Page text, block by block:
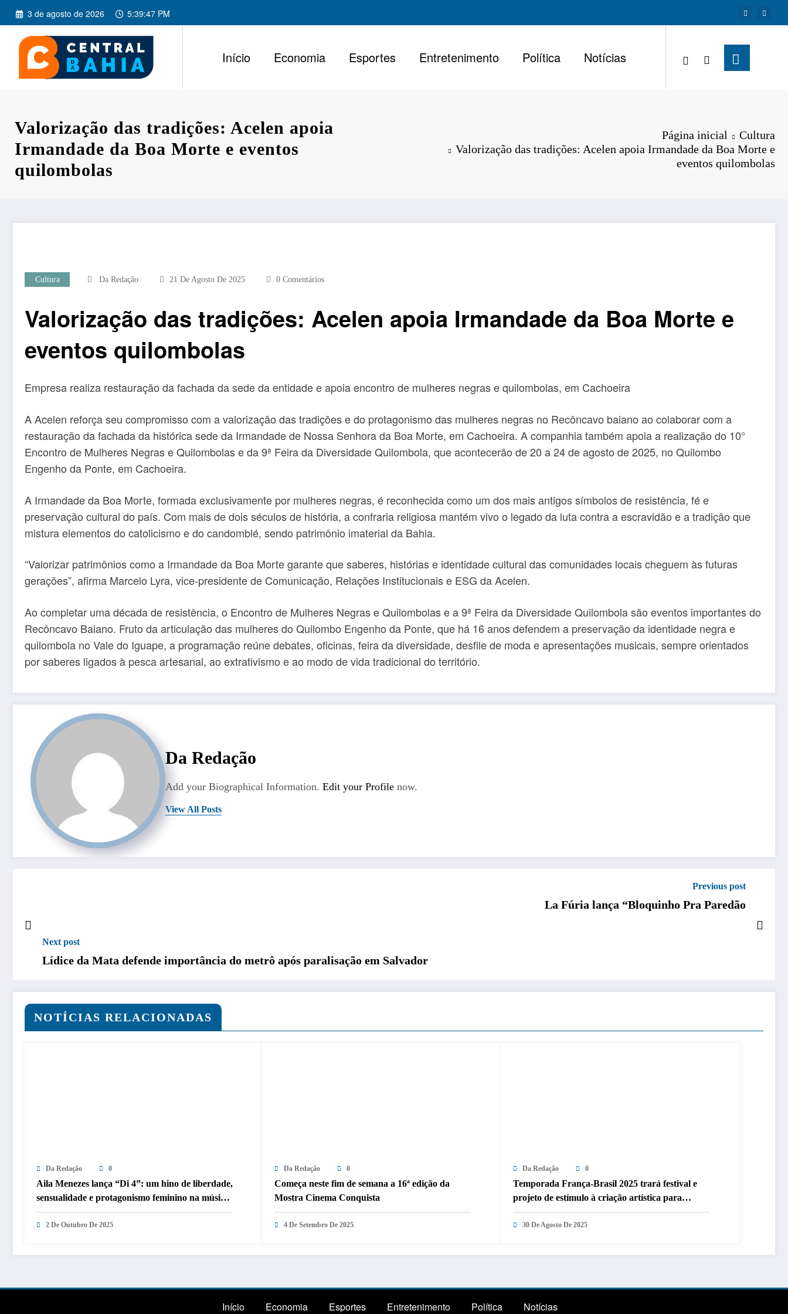
Pular
para
conteúdo
3 de agosto de 2026 5:39:47 PM
Início Economia Esportes Entretenimento Política Notícias
Valorização das tradições: Acelen apoia
Irmandade da Boa Morte e eventos
quilombolas
Página inicial
Cultura
Valorização das tradições: Acelen apoia Irmandade da Boa Morte e
eventos quilombolas
Cultura Da Redação 21 De Agosto De 2025 0 Comentários
Valorização das tradições: Acelen apoia Irmandade da Boa Morte e
eventos quilombolas
Empresa realiza restauração da fachada da sede da entidade e apoia encontro de mulheres negras e quilombolas, em Cachoeira
A Acelen reforça seu compromisso com a valorização das tradições e do protagonismo das mulheres negras no Recôncavo baiano ao colaborar com a
restauração da fachada da histórica sede da Irmandade de Nossa Senhora da Boa Morte, em Cachoeira. A companhia também apoia a realização do 10°
Encontro de Mulheres Negras e Quilombolas e da 9ª Feira da Diversidade Quilombola, que acontecerão de 20 a 24 de agosto de 2025, no Quilombo
Engenho da Ponte, em Cachoeira.
A Irmandade da Boa Morte, formada exclusivamente por mulheres negras, é reconhecida como um dos mais antigos símbolos de resistência, fé e
preservação cultural do país. Com mais de dois séculos de história, a confraria religiosa mantém vivo o legado da luta contra a escravidão e a tradição que
mistura elementos do catolicismo e do candomblé, sendo patrimônio imaterial da Bahia.
“Valorizar patrimônios como a Irmandade da Boa Morte garante que saberes, histórias e identidade cultural das comunidades locais cheguem às futuras
gerações”, afirma Marcelo Lyra, vice-presidente de Comunicação, Relações Institucionais e ESG da Acelen.
Ao completar uma década de resistência, o Encontro de Mulheres Negras e Quilombolas e a 9ª Feira da Diversidade Quilombola são eventos importantes do
Recôncavo Baiano. Fruto da articulação das mulheres do Quilombo Engenho da Ponte, que há 16 anos defendem a preservação da identidade negra e
quilombola no Vale do Iguape, a programação reúne debates, oficinas, feira da diversidade, desfile de moda e apresentações musicais, sempre orientados
por saberes ligados à pesca artesanal, ao extrativismo e ao modo de vida tradicional do território.
Da Redação
Add your Biographical Information. Edit your Profile now.
View All Posts
Previous post
La Fúria lança “Bloquinho Pra Paredão
Next post
Lídice da Mata defende importância do metrô após paralisação em Salvador
NOTÍCIAS RELACIONADAS
Da Redação 0
Aila Menezes lança “Di 4”: um hino de liberdade,
sensualidade e protagonismo feminino na música
brasileira
2 De Outubro De 2025
Da Redação 0
Começa neste fim de semana a 16ª edição da
Mostra Cinema Conquista
4 De Setembro De 2025
Da Redação 0
Temporada França-Brasil 2025 trará festival e
projeto de estímulo à criação artística para
Salvador
30 De Agosto De 2025
Início Economia Esportes Entretenimento Política Notícias